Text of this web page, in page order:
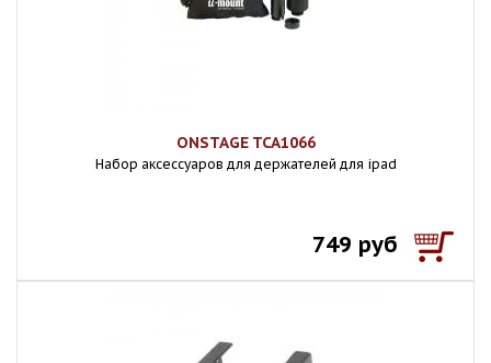
ONSTAGE TCA1066
Набор аксессуаров для держателей для ipad
749 руб